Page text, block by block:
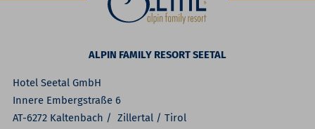
ALPIN FAMILY RESORT SEETAL
Hotel Seetal GmbH
Innere Embergstraße 6
AT-6272 Kaltenbach / Zillertal / Tirol